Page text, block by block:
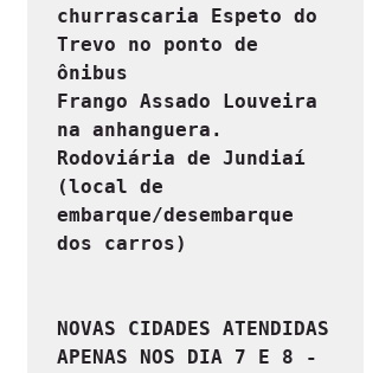
churrascaria Espeto do
Trevo no ponto de
ônibus
Frango Assado Louveira
na anhanguera.
Rodoviária de Jundiaí
(local de
embarque/desembarque
dos carros)
NOVAS CIDADES ATENDIDAS
APENAS NOS DIA 7 E 8 -